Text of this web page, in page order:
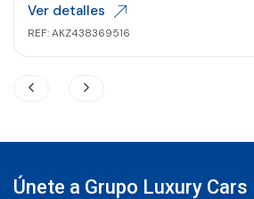
Ver detalles
REF: AKZ438369516
Únete a Grupo Luxury Cars